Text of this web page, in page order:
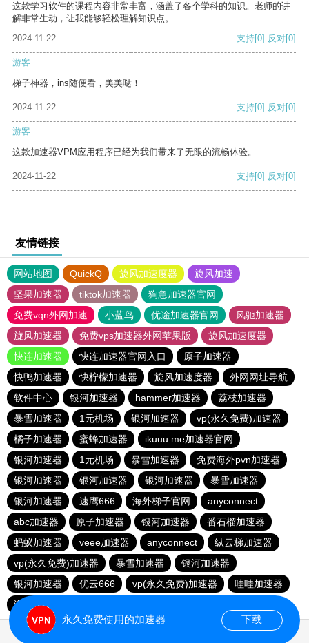
这款学习软件的课程内容非常丰富，涵盖了各个学科的知识。老师的讲
解非常生动，让我能够轻松理解知识点。
2024-11-22
支持[0] 反对[0]
游客
梯子神器，ins随便看，美美哒！
2024-11-22 支持[0] 反对[0]
游客
这款加速器VPM应用程序已经为我们带来了无限的流畅体验。
2024-11-22 支持[0] 反对[0]
友情链接
网站地图 QuickQ 旋风加速度器
旋风加速
坚果加速器
tiktok加速器
狗急加速器官网
免费vqn外网加速
小蓝鸟 优途加速器官网
风驰加速器
旋风加速器
免费vps加速器外网苹果版
旋风加速度器
快连加速器
快连加速器官网入口
原子加速器
快鸭加速器
快柠檬加速器 旋风加速度器
外网网址导航
软件中心
银河加速器 hammer加速器
荔枝加速器
暴雪加速器
1元机场 银河加速器
vp(永久免费)加速器
橘子加速器
蜜蜂加速器
ikuuu.me加速器官网
银河加速器
1元机场 暴雪加速器
免费海外pvn加速器
银河加速器
银河加速器 银河加速器
暴雪加速器
银河加速器
速鹰666 海外梯子官网
anyconnect
abc加速器
原子加速器 银河加速器
番石榴加速器
蚂蚁加速器
veee加速器 anyconnect
纵云梯加速器
vp(永久免费)加速器
暴雪加速器
银河加速器
银河加速器
优云666 vp(永久免费)加速器
哇哇加速器
海鸥加速器
永久免费使用的加速器 下载